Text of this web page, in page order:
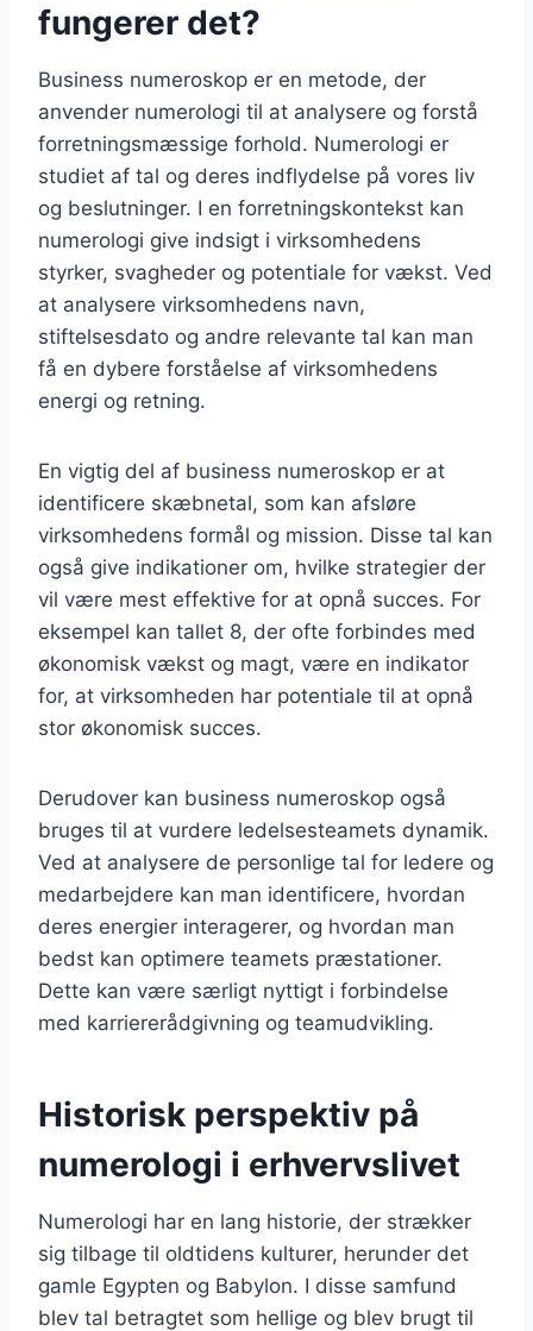
fungerer det?
Business numeroskop er en metode, der
anvender numerologi til at analysere og forstå
forretningsmæssige forhold. Numerologi er
studiet af tal og deres indflydelse på vores liv
og beslutninger. I en forretningskontekst kan
numerologi give indsigt i virksomhedens
styrker, svagheder og potentiale for vækst. Ved
at analysere virksomhedens navn,
stiftelsesdato og andre relevante tal kan man
få en dybere forståelse af virksomhedens
energi og retning.
En vigtig del af business numeroskop er at
identificere skæbnetal, som kan afsløre
virksomhedens formål og mission. Disse tal kan
også give indikationer om, hvilke strategier der
vil være mest effektive for at opnå succes. For
eksempel kan tallet 8, der ofte forbindes med
økonomisk vækst og magt, være en indikator
for, at virksomheden har potentiale til at opnå
stor økonomisk succes.
Derudover kan business numeroskop også
bruges til at vurdere ledelsesteamets dynamik.
Ved at analysere de personlige tal for ledere og
medarbejdere kan man identificere, hvordan
deres energier interagerer, og hvordan man
bedst kan optimere teamets præstationer.
Dette kan være særligt nyttigt i forbindelse
med karriererådgivning og teamudvikling.
Historisk perspektiv på
numerologi i erhvervslivet
Numerologi har en lang historie, der strækker
sig tilbage til oldtidens kulturer, herunder det
gamle Egypten og Babylon. I disse samfund
blev tal betragtet som hellige og blev brugt til